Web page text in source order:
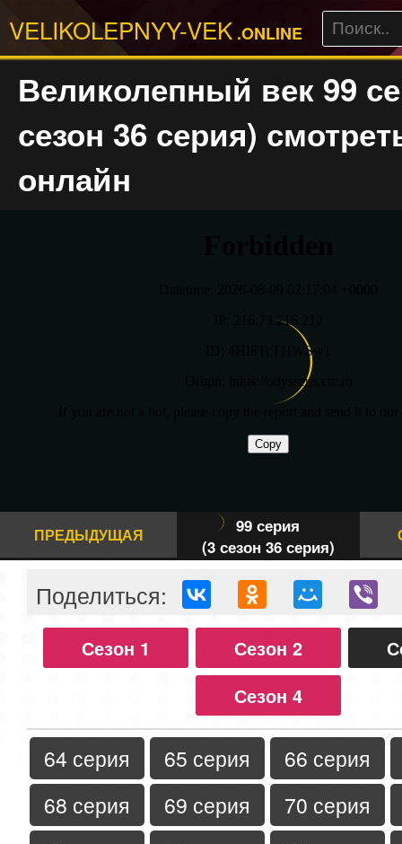
VELIKOLEPNYY-VEK .ONLINE
Великолепный век 99
сезон 36 серия)
онлайн
ПРЕДЫДУЩАЯ
99 серия
(3 сезон 36 серия)
Поделиться:
Сезон 1 Сезон 2
Сезон 4
64 серия 65 серия
66 серия
68 серия
69 серия
70 серия